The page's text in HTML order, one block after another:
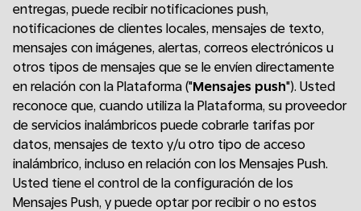
entregas, puede recibir notificaciones push,
notificaciones de clientes locales, mensajes de texto,
mensajes con imágenes, alertas, correos electrónicos u
otros tipos de mensajes que se le envíen directamente
en relación con la Plataforma ("Mensajes push"). Usted
reconoce que, cuando utiliza la Plataforma, su proveedor
de servicios inalámbricos puede cobrarle tarifas por
datos, mensajes de texto y/u otro tipo de acceso
inalámbrico, incluso en relación con los Mensajes Push.
Usted tiene el control de la configuración de los
Mensajes Push, y puede optar por recibir o no estos